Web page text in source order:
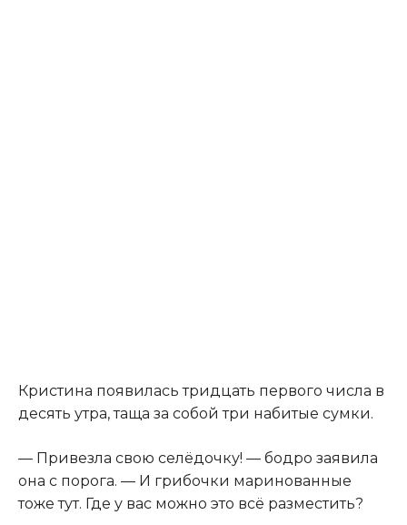
Кристина появилась тридцать первого числа в
десять утра, таща за собой три набитые сумки.
— Привезла свою селёдочку! — бодро заявила
она с порога. — И грибочки маринованные
тоже тут. Где у вас можно это всё разместить?